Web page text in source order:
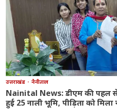
उत्तराखंड नैनीताल
Nainital News: डीएम की पहल
हुई 25 नाली भूमि, पीड़िता को मिला